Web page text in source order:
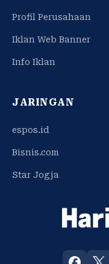
Profil Perusahaan
Iklan Web Banner
Info Iklan
JARINGAN
espos.id
Bisnis.com
Star Jogja